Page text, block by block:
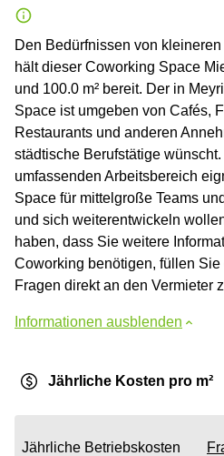
Den Bedürfnissen von
hält dieser Coworking Space
und 100.0 m² bereit. Der in
Space ist umgeben von Cafés,
Restaurants und anderen
städtische Berufstätige wünscht.
umfassenden Arbeitsbereich
Space für mittelgroße Teams
und sich weiterentwickeln
haben, dass Sie weitere
Coworking benötigen, füllen
Fragen direkt an den Vermieter
Informationen ausblenden
Jährliche Kosten pro m²
Jährliche Betriebskosten